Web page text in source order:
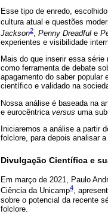
Esse tipo de enredo,
cultura atual e questões
Jackson2, Penny Dreadful e
experientes e visibilidade
Mais do que inserir essa
como ferramenta de debate
apagamento do saber
científico e validado na
Nossa análise é baseada na
e eurocêntrica versus uma
Iniciaremos a análise a partir
folclore, para depois analisar a
Divulgação Científica e
Em março de 2021, Paulo
Ciência da Unicamp4,
sobre o potencial da recente
folclore.